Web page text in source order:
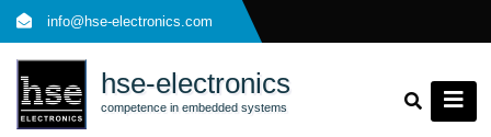
Skip
to
content
info@hse-electronics.com
hse-electronics
competence in embedded systems